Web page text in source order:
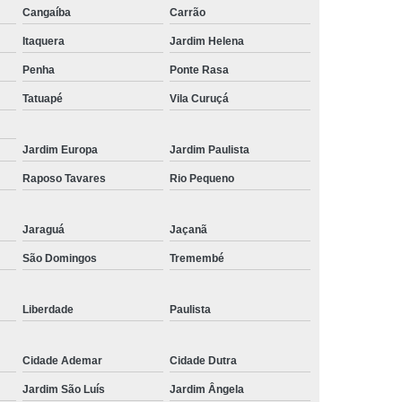
Tela de Celular
Reparo em Celular
Troca de Tela
Troca de Tela Celular
Tela de Celular
Troca de Tela do Celular
Tela em SP
Troca de Tela Iphone
Samsung
Troca de Tela Xiaomi
Celular
Cangaíba Carrão
Itaquera Jardim Helena
Penha Ponte Rasa
Tatuapé Vila Curuçá
Jardim Europa Jardim Paulista
Raposo Tavares Rio Pequeno
Jaraguá Jaçanã
São Domingos Tremembé
Liberdade Paulista
Cidade Ademar Cidade Dutra
Jardim São Luís Jardim Ângela